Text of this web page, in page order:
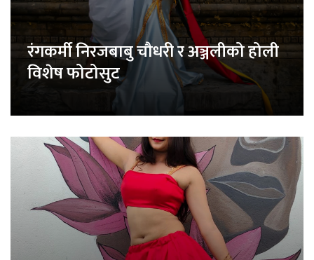
रंगकर्मी निरजबाबु चौधरी र अञ्जलीको होली
विशेष फोटोसुट